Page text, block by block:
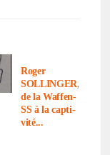
Roger
SOLLINGER,
de la Waffen-
SS à la capti­
vité...